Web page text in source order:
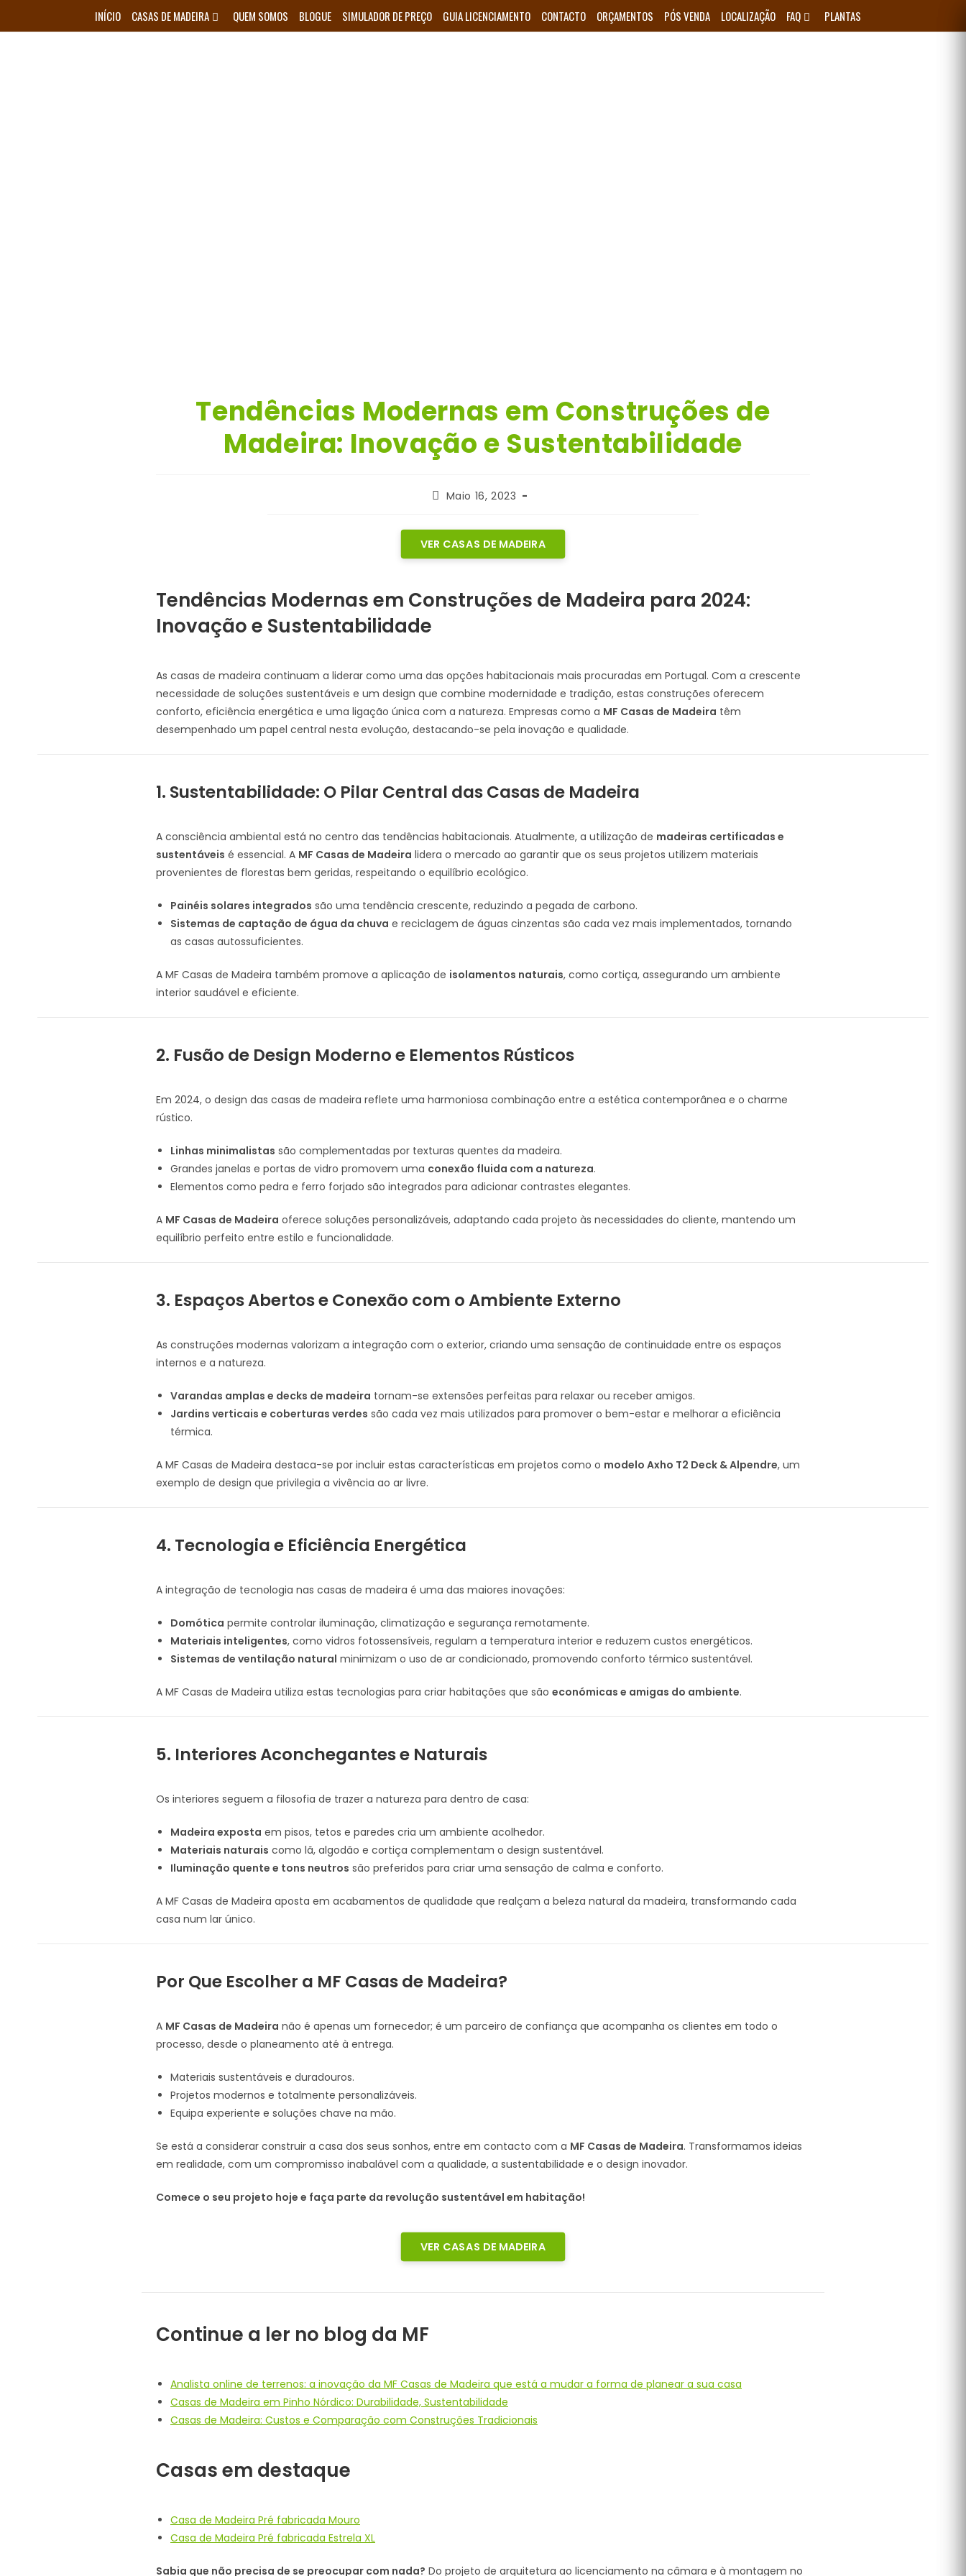
INÍCIO CASAS DE MADEIRA QUEM SOMOS BLOGUE SIMULADOR DE PREÇO GUIA LICENCIAMENTO CONTACTO ORÇAMENTOS PÓS VENDA LOCALIZAÇÃO FAQ PLANTAS
Tendências Modernas em Construções de
Madeira: Inovação e Sustentabilidade
PostMaio 16, 2023
VER CASAS DE MADEIRA
Tendências Modernas em Construções de Madeira para 2024:
Inovação e Sustentabilidade
As casas de madeira continuam a liderar como uma das opções habitacionais mais procuradas em Portugal. Com a crescente
necessidade de soluções sustentáveis e um design que combine modernidade e tradição, estas construções oferecem
conforto, eficiência energética e uma ligação única com a natureza. Empresas como a MF Casas de Madeira têm
desempenhado um papel central nesta evolução, destacando-se pela inovação e qualidade.
1. Sustentabilidade: O Pilar Central das Casas de Madeira
A consciência ambiental está no centro das tendências habitacionais. Atualmente, a utilização de madeiras certificadas e
sustentáveis é essencial. A MF Casas de Madeira lidera o mercado ao garantir que os seus projetos utilizem materiais
provenientes de florestas bem geridas, respeitando o equilíbrio ecológico.
Painéis solares integrados são uma tendência crescente, reduzindo a pegada de carbono.
Sistemas de captação de água da chuva e reciclagem de águas cinzentas são cada vez mais implementados, tornando
as casas autossuficientes.
A MF Casas de Madeira também promove a aplicação de isolamentos naturais, como cortiça, assegurando um ambiente
interior saudável e eficiente.
2. Fusão de Design Moderno e Elementos Rústicos
Em 2024, o design das casas de madeira reflete uma harmoniosa combinação entre a estética contemporânea e o charme
rústico.
Linhas minimalistas são complementadas por texturas quentes da madeira.
Grandes janelas e portas de vidro promovem uma conexão fluida com a natureza.
Elementos como pedra e ferro forjado são integrados para adicionar contrastes elegantes.
A MF Casas de Madeira oferece soluções personalizáveis, adaptando cada projeto às necessidades do cliente, mantendo um
equilíbrio perfeito entre estilo e funcionalidade.
3. Espaços Abertos e Conexão com o Ambiente Externo
As construções modernas valorizam a integração com o exterior, criando uma sensação de continuidade entre os espaços
internos e a natureza.
Varandas amplas e decks de madeira tornam-se extensões perfeitas para relaxar ou receber amigos.
Jardins verticais e coberturas verdes são cada vez mais utilizados para promover o bem-estar e melhorar a eficiência
térmica.
A MF Casas de Madeira destaca-se por incluir estas características em projetos como o modelo Axho T2 Deck & Alpendre, um
exemplo de design que privilegia a vivência ao ar livre.
4. Tecnologia e Eficiência Energética
A integração de tecnologia nas casas de madeira é uma das maiores inovações:
Domótica permite controlar iluminação, climatização e segurança remotamente.
Materiais inteligentes, como vidros fotossensíveis, regulam a temperatura interior e reduzem custos energéticos.
Sistemas de ventilação natural minimizam o uso de ar condicionado, promovendo conforto térmico sustentável.
A MF Casas de Madeira utiliza estas tecnologias para criar habitações que são económicas e amigas do ambiente.
5. Interiores Aconchegantes e Naturais
Os interiores seguem a filosofia de trazer a natureza para dentro de casa:
Madeira exposta em pisos, tetos e paredes cria um ambiente acolhedor.
Materiais naturais como lã, algodão e cortiça complementam o design sustentável.
Iluminação quente e tons neutros são preferidos para criar uma sensação de calma e conforto.
A MF Casas de Madeira aposta em acabamentos de qualidade que realçam a beleza natural da madeira, transformando cada
casa num lar único.
Por Que Escolher a MF Casas de Madeira?
A MF Casas de Madeira não é apenas um fornecedor; é um parceiro de confiança que acompanha os clientes em todo o
processo, desde o planeamento até à entrega.
Materiais sustentáveis e duradouros.
Projetos modernos e totalmente personalizáveis.
Equipa experiente e soluções chave na mão.
Se está a considerar construir a casa dos seus sonhos, entre em contacto com a MF Casas de Madeira. Transformamos ideias
em realidade, com um compromisso inabalável com a qualidade, a sustentabilidade e o design inovador.
Comece o seu projeto hoje e faça parte da revolução sustentável em habitação!
VER CASAS DE MADEIRA
Continue a ler no blog da MF
Analista online de terrenos: a inovação da MF Casas de Madeira que está a mudar a forma de planear a sua casa
Casas de Madeira em Pinho Nórdico: Durabilidade, Sustentabilidade
Casas de Madeira: Custos e Comparação com Construções Tradicionais
Casas em destaque
Casa de Madeira Pré fabricada Mouro
Casa de Madeira Pré fabricada Estrela XL
Sabia que não precisa de se preocupar com nada? Do projeto de arquitetura ao licenciamento na câmara e à montagem no